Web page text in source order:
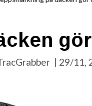
| 29/11,